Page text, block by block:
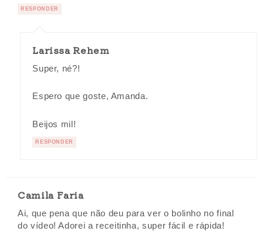
RESPONDER
Larissa Rehem
Super, né?!
Espero que goste, Amanda.
Beijos mil!
RESPONDER
Camila Faria
Ai, que pena que não deu para ver o bolinho no final
do vídeo! Adorei a receitinha, super fácil e rápida!